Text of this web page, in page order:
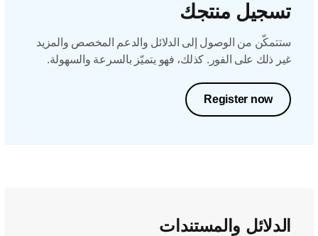
تسجيل منتجك
ستتمكّن من الوصول إلى الدلائل والدعم المخصص والمزيد
غير ذلك على الفور. كذلك، فهو يتميّز بالسرعة والسهولة.
Register now
الدلائل والمستندات